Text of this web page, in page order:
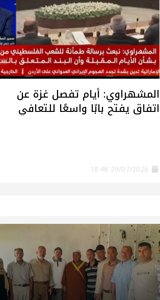
المشهراوي: أيام تفصل غزة عن
اتفاق يفتح بابًا واسعًا للتعافي